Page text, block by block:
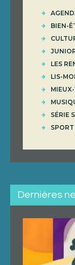
BIEN-
LES
LIS-
SÉRIE
SPORT
Dernières